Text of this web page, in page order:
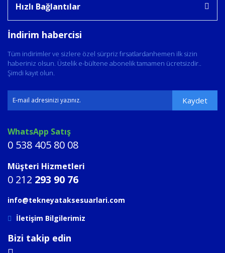
Hızlı Bağlantılar
İndirim habercisi
Tüm indirimler ve sizlere özel sürpriz fırsatlardanhemen ilk sizin
haberiniz olsun. Üstelik e-bültene abonelik tamamen ücretsizdir..
Şimdi kayıt olun.
Kaydet
WhatsApp Satış
0 538 405 80 08
Müşteri Hizmetleri
0 212 293 90 76
info@tekneyataksesuarlari.com
İletişim Bilgilerimiz
Bizi takip edin